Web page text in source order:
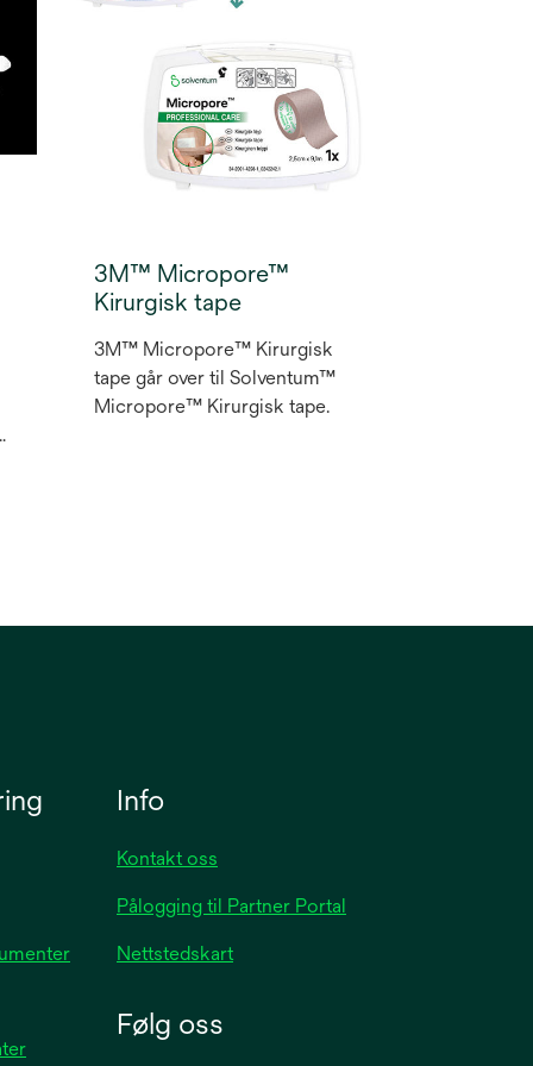
3M™ Micropore™
Kirurgisk tape
3M™ Micropore™ Kirurgisk
tape går over til Solventum™
Micropore™ Kirurgisk tape.
Info
Kontakt oss
Pålogging til Partner Portal
Nettstedskart
Følg oss